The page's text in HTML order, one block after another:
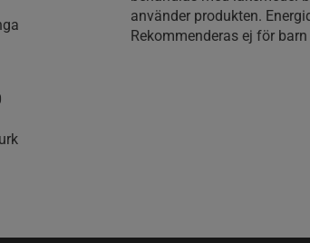
använder produkten.
Rekommenderas ej för